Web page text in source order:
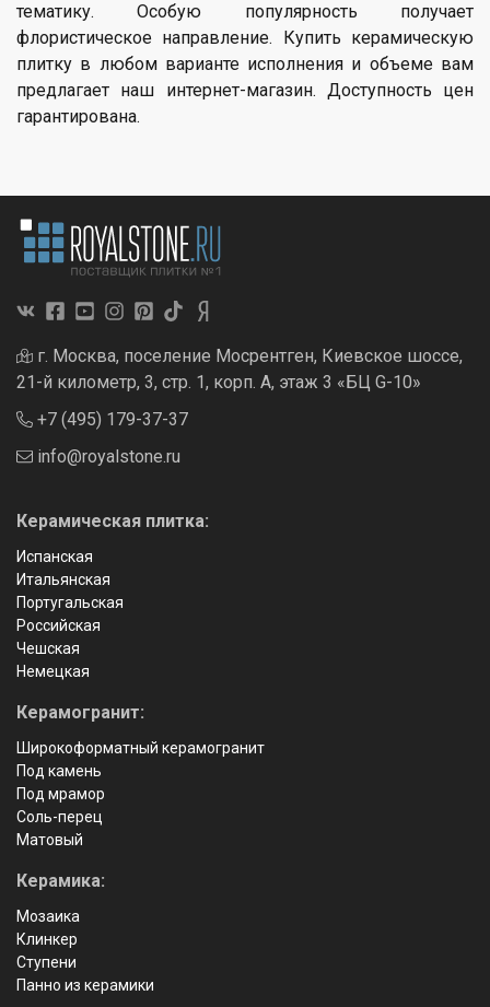
тематику. Особую популярность получает
флористическое направление. Купить керамическую
плитку в любом варианте исполнения и объеме вам
предлагает наш интернет-магазин. Доступность цен
гарантирована.
г. Москва, поселение Мосрентген, Киевское шоссе,
21-й километр, 3, стр. 1, корп. А, этаж 3 «БЦ G-10»
+7 (495) 179-37-37
info@royalstone.ru
Керамическая плитка:
Испанская
Итальянская
Португальская
Российская
Чешская
Немецкая
Керамогранит:
Широкоформатный керамогранит
Под камень
Под мрамор
Соль-перец
Матовый
Керамика:
Мозаика
Клинкер
Ступени
Панно из керамики